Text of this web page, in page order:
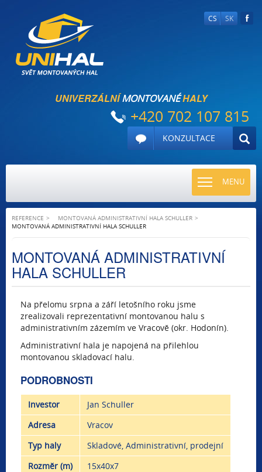
CS SK
UNIVERZÁLNÍMONTOVANÉHALY
+420 702 107 815
KONZULTACE
MENU
TOGGLE
REFERENCE
MONTOVANÁ ADMINISTRATIVNÍ HALA SCHULLER
MONTOVANÁ ADMINISTRATIVNÍ HALA SCHULLER
MONTOVANÁ ADMINISTRATIVNÍ
HALA SCHULLER
Na přelomu srpna a září letošního roku jsme
zrealizovali reprezentativní montovanou halu s
administrativním zázemím ve Vracově (okr. Hodonín).
Administrativní hala je napojená na přilehlou
montovanou skladovací halu.
PODROBNOSTI
Investor
Jan Schuller
Adresa
Vracov
Typ haly
Skladové, Administrativní, prodejní
Rozměr (m)
15x40x7